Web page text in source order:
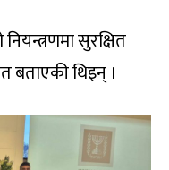
सुरक्षित
थिइन् ।